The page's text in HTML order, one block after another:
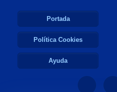
Portada
Política Cookies
Ayuda